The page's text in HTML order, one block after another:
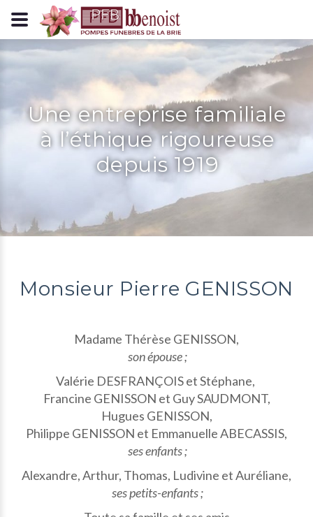
Panneau de gestion des cookies
Une entreprise familiale
à l’éthique rigoureuse
depuis 1919
Monsieur Pierre GENISSON
Madame Thérèse GENISSON,
son épouse ;
Valérie DESFRANÇOIS et Stéphane,
Francine GENISSON et Guy SAUDMONT,
Hugues GENISSON,
Philippe GENISSON et Emmanuelle ABECASSIS,
ses enfants ;
Alexandre, Arthur, Thomas, Ludivine et Auréliane,
ses petits-enfants ;